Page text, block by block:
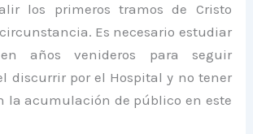
los primeros tramos de Cristo
Es necesario estudiar
años venideros para seguir
discurrir por el Hospital y no tener
la acumulación de público en este